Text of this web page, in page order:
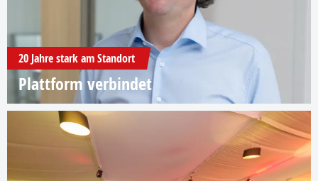
20 Jahre stark am Standort
Plattform verbindet